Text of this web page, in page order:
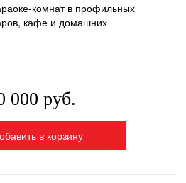
комнат в профильных
кафе и домашних
000 руб.
в корзину